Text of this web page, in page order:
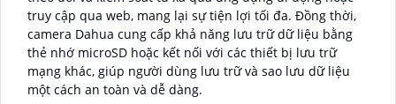
truy cập qua web, mang lại sự tiện lợi tối đa. Đồng thời,
camera Dahua cung cấp khả năng lưu trữ dữ liệu bằng
thẻ nhớ microSD hoặc kết nối với các thiết bị lưu trữ
mạng khác, giúp người dùng lưu trữ và sao lưu dữ liệu
một cách an toàn và dễ dàng.